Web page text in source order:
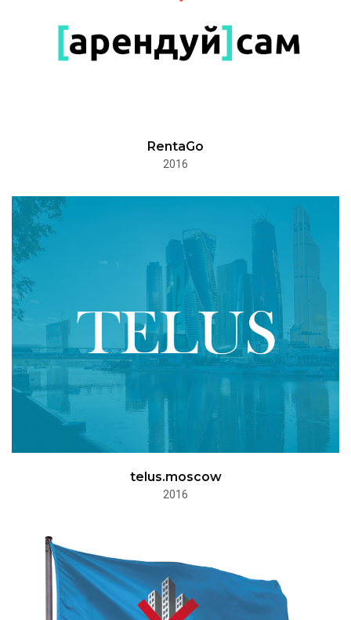
RentaGo
2016
telus.moscow
2016